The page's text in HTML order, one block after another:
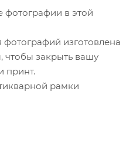
фотографии в этой
изготовлена
чтобы закрыть вашу
принт.
рамки